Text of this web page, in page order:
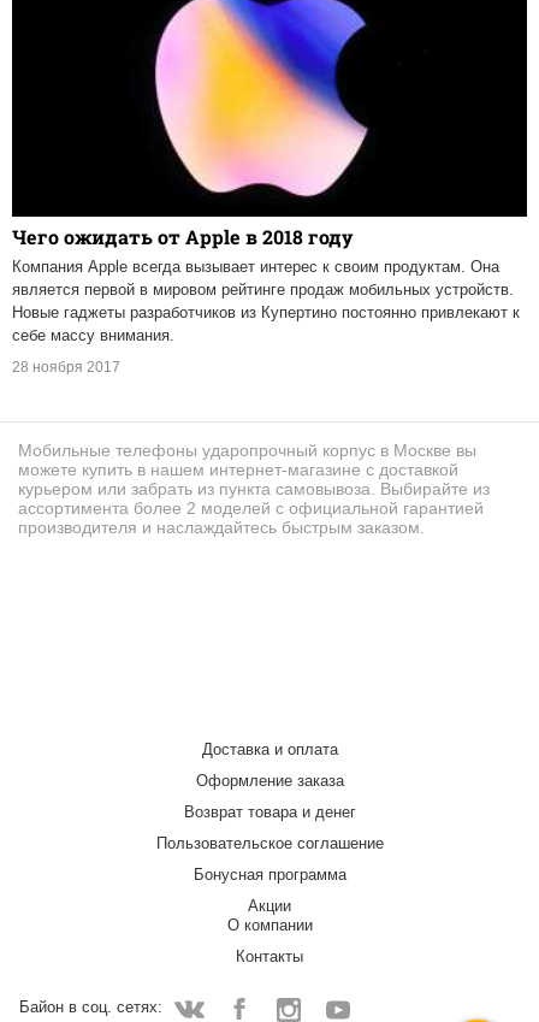
Чего ожидать от Apple в 2018 году
Компания Apple всегда вызывает интерес к своим продуктам. Она
является первой в мировом рейтинге продаж мобильных устройств.
Новые гаджеты разработчиков из Купертино постоянно привлекают к
себе массу внимания.
28 ноября 2017
Мобильные телефоны ударопрочный корпус в Москве вы
можете купить в нашем интернет-магазине с доставкой
курьером или забрать из пункта самовывоза. Выбирайте из
ассортимента более 2 моделей с официальной гарантией
производителя и наслаждайтесь быстрым заказом.
Доставка и оплата
Оформление заказа
Возврат товара и денег
Пользовательское соглашение
Бонусная программа
Акции
О компании
Контакты
Байон в соц. сетях: